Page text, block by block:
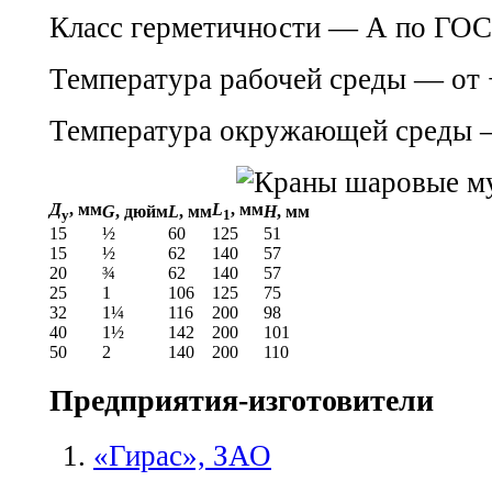
Класс герметичности — А по
Температура рабочей среды —
Температура окружающей среды
Ду, ммG, дюймL, ммL1, ммH, мм
15
½ 60 125
51
15
½ 62 140
57
20
¾ 62 140
57
25
1 106 125
75
32
1¼ 116 200
98
40
1½ 142 200
101
50
2 140 200 110
Предприятия-изготовители
«Гирас», ЗАО